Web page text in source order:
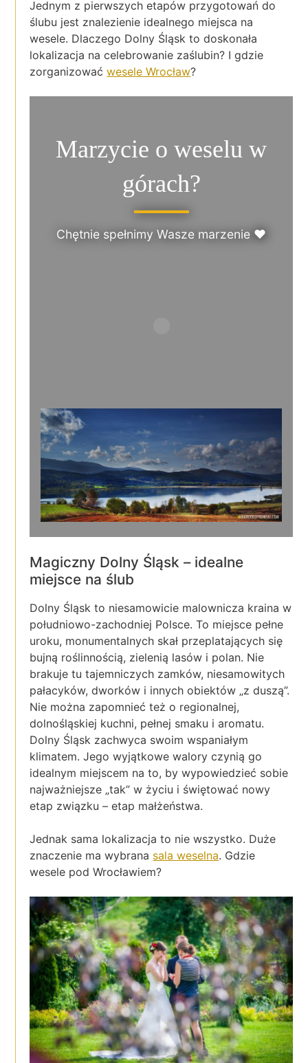
Jednym z pierwszych etapów przygotowań do
ślubu jest znalezienie idealnego miejsca na
wesele. Dlaczego Dolny Śląsk to doskonała
lokalizacja na celebrowanie zaślubin? I gdzie
zorganizowaćwesele Wrocław?
Marzycie o weselu w
górach?
Chętnie spełnimy Wasze marzenie ♥
Magiczny Dolny Śląsk – idealne
miejsce na ślub
Dolny Śląsk to niesamowicie malownicza kraina w
południowo-zachodniej Polsce. To miejsce pełne
uroku, monumentalnych skał przeplatających się
bujną roślinnością, zielenią lasów i polan. Nie
brakuje tu tajemniczych zamków, niesamowitych
pałacyków, dworków i innych obiektów „z duszą”.
Nie można zapomnieć też o regionalnej,
dolnośląskiej kuchni, pełnej smaku i aromatu.
Dolny Śląsk zachwyca swoim wspaniałym
klimatem. Jego wyjątkowe walory czynią go
idealnym miejscem na to, by wypowiedzieć sobie
najważniejsze „tak” w życiu i świętować nowy
etap związku – etap małżeństwa.
Jednak sama lokalizacja to nie wszystko. Duże
znaczenie ma wybrana sala weselna. Gdzie
wesele pod Wrocławiem?